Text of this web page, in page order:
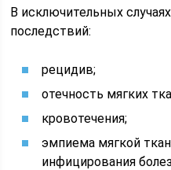
В исключительных
последствий:
рецидив;
отечность мягких
кровотечения;
эмпиема мягкой
инфицирования